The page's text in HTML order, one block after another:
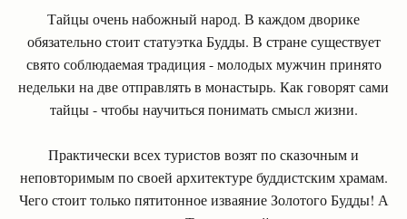
Тайцы очень набожный народ. В каждом дворике
обязательно стоит статуэтка Будды. В стране существует
свято соблюдаемая традиция - молодых мужчин принято
недельки на две отправлять в монастырь. Как говорят сами
тайцы - чтобы научиться понимать смысл жизни.
Практически всех туристов возят по сказочным и
неповторимым по своей архитектуре буддистским храмам.
Чего стоит только пятитонное изваяние Золотого Будды! А